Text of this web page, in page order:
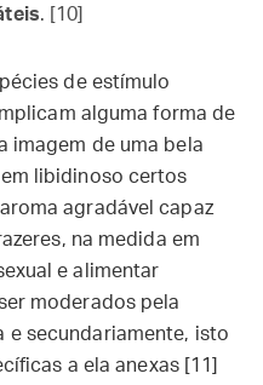
. [10]
de estímulo
alguma forma de
imagem de uma bela
libidinoso certos
agradável capaz
na medida em
e alimentar
moderados pela
e secundariamente, isto
a ela anexas [11]